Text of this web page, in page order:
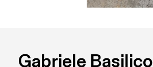
Gabriele Basilico